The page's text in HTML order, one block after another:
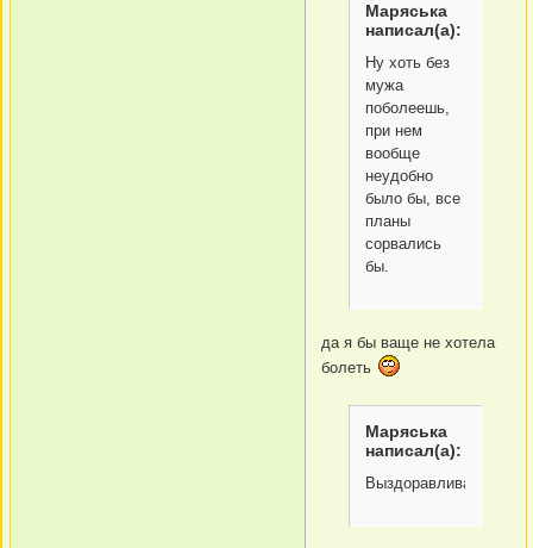
Маряська
написал(а):
Ну хоть без
мужа
поболеешь,
при нем
вообще
неудобно
было бы, все
планы
сорвались
бы.
да я бы ваще не хотела
болеть
Маряська
написал(а):
Выздоравливай!